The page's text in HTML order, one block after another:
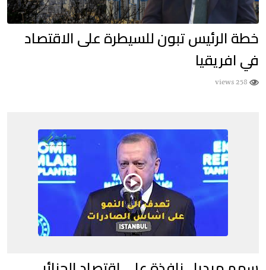
خطة الرئيس تبون للسيطرة على الاقتصاد
في افريقيا
258 views